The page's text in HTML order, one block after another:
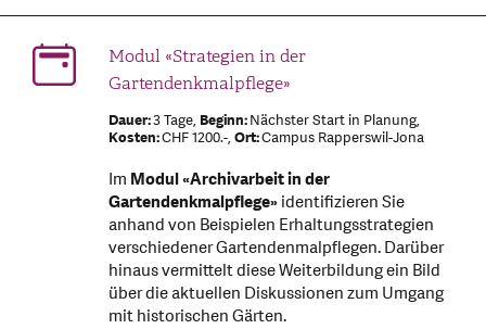
Modul «Strategien in der
Gartendenkmalpflege»
Dauer:3 Tage, Beginn:Nächster Start in Planung,
Kosten:CHF 1200.-, Ort:Campus Rapperswil-Jona
Im Modul «Archivarbeit in der
Gartendenkmalpflege»identifizieren Sie
anhand von Beispielen Erhaltungsstrategien
verschiedener Gartendenmalpflegen. Darüber
hinaus vermittelt diese Weiterbildung ein Bild
über die aktuellen Diskussionen zum Umgang
mit historischen Gärten.